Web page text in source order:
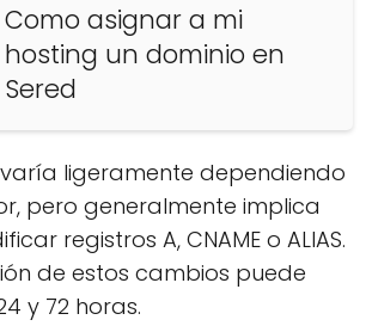
Como asignar a mi
hosting un dominio en
Sered
ligeramente dependiendo
pero generalmente implica
registros A, CNAME o ALIAS.
de estos cambios puede
y 72 horas.